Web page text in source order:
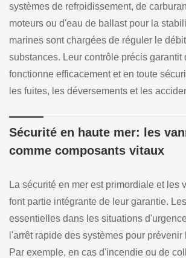
systèmes de refroidissement, de
moteurs ou d'eau de ballast pour la
marines sont chargées de réguler le
substances. Leur contrôle précis garantit
fonctionne efficacement et en toute
les fuites, les déversements et les
Sécurité en haute mer: les
comme composants vitaux
La sécurité en mer est primordiale et les
font partie intégrante de leur garantie.
essentielles dans les situations
l'arrêt rapide des systèmes pour prévenir
Par exemple, en cas d'incendie ou de